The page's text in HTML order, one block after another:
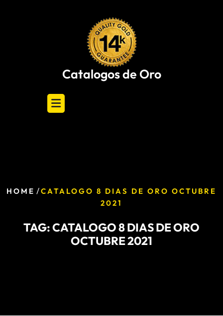
Catalogos de Oro
HOME /CATALOGO 8 DIAS DE ORO OCTUBRE
2021
TAG:CATALOGO 8 DIAS DE ORO
OCTUBRE 2021